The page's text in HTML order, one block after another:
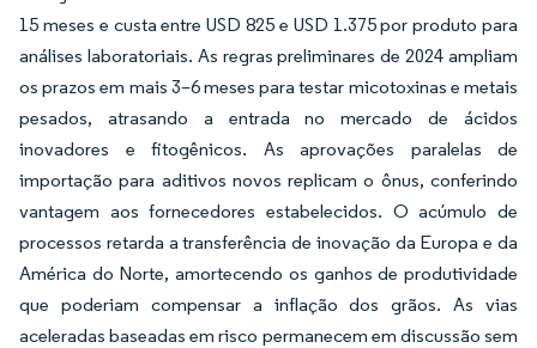
15 meses e custa entre USD 825 e USD 1.375 por produto para
análises laboratoriais. As regras preliminares de 2024 ampliam
os prazos em mais 3–6 meses para testar micotoxinas e metais
pesados, atrasando a entrada no mercado de ácidos
inovadores e fitogênicos. As aprovações paralelas de
importação para aditivos novos replicam o ônus, conferindo
vantagem aos fornecedores estabelecidos. O acúmulo de
processos retarda a transferência de inovação da Europa e da
América do Norte, amortecendo os ganhos de produtividade
que poderiam compensar a inflação dos grãos. As vias
aceleradas baseadas em risco permanecem em discussão sem